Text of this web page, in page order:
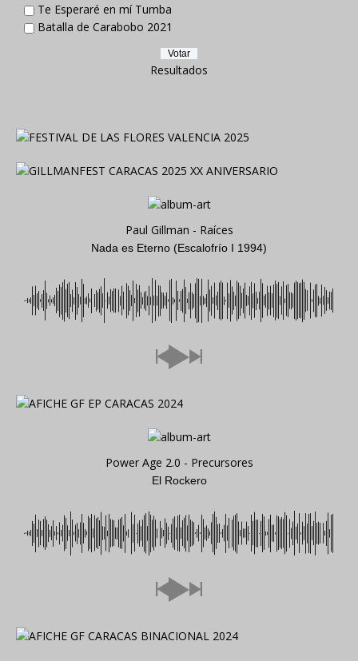
Te Esperaré en mí Tumba
Batalla de Carabobo 2021
Resultados
Paul Gillman - Raíces
Nada es Eterno (Escalofrío I 1994)
Power Age 2.0 - Precursores
El Rockero